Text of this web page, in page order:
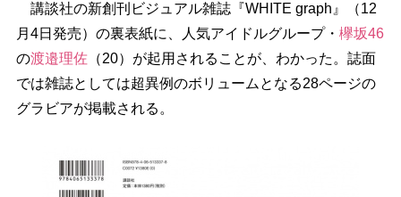
講談社の新創刊ビジュアル雑誌『WHITE graph』（12
月4日発売）の裏表紙に、人気アイドルグループ・ 欅坂46
の渡邉理佐（20）が起用されることが、わかった。誌面
では雑誌としては超異例のボリュームとなる28ページの
グラビアが掲載される。